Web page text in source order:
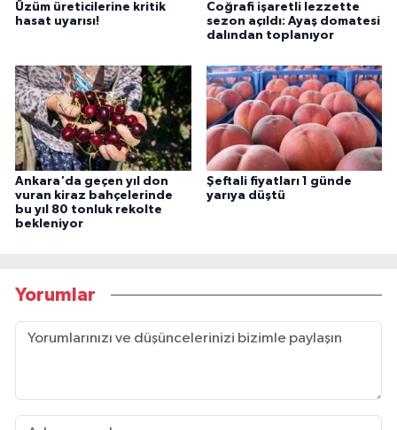
Üzüm üreticilerine kritik
hasat uyarısı!
Coğrafi işaretli lezzette
sezon açıldı: Ayaş domatesi
dalından toplanıyor
Ankara'da geçen yıl don
vuran kiraz bahçelerinde
bu yıl 80 tonluk rekolte
bekleniyor
Şeftali fiyatları 1 günde
yarıya düştü
Yorumlar